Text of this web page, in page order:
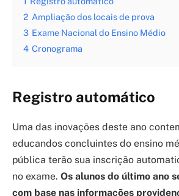
2 Ampliação dos locais de prova
3 Exame Nacional do Ensino Médio
4 Cronograma
Registro automático
Uma das inovações deste ano
educandos concluintes do ensino
pública terão sua inscrição
no exame. Os alunos do último ano
com base nas informações